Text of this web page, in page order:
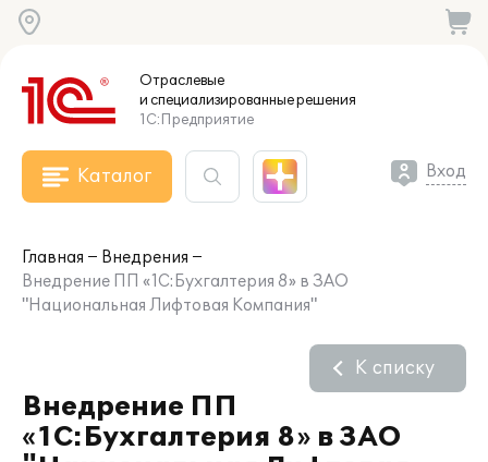
Отраслевые
и специализированныерешения
1С:Предприятие
Каталог Вход
Главная
Внедрения
Внедрение ПП «1С:Бухгалтерия 8» в ЗАО
"Национальная Лифтовая Компания"
Внедрение ПП
«1С:Бухгалтерия 8» в ЗАО
К списку